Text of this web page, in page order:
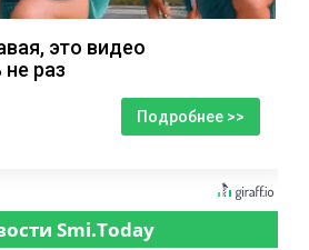
это видео
раз
Подробнее >>